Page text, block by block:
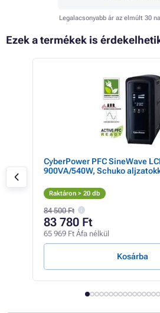
Legalacsonyabb ár az elmúlt 30
Ezek a termékek is
CyberPower PFC SineWave
900VA/540W, Schuko
Raktáron > 20 db
84 500 Ft
83 780 Ft
65 969 Ft Áfa nélkül
Kosárba